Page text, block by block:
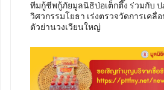
ทีมกู้ชีพกู้ภัยมูลนิธิป่อเต็กตึ๊ง ร่วมกับ
วิศวกรรมโยธา เร่งตรวจวัดการเคลื่
ตัวย่านวงเวียนใหญ่